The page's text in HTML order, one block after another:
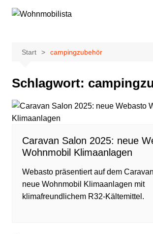
Inhalt
Start campingzubehör
Schlagwort:
Caravan Salon 2025: neue
Wohnmobil Klimaanlagen
Webasto präsentiert auf dem
neue Wohnmobil Klimaanlagen mit
klimafreundlichem R32-Kältemittel.